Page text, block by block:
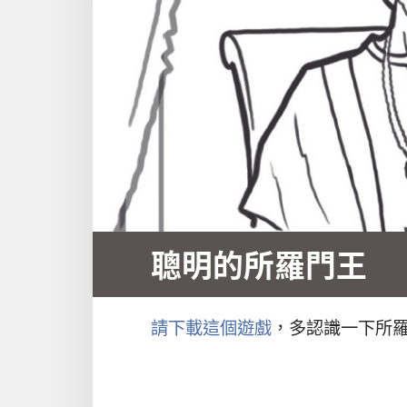
聰明的所羅門王
請下載這個遊戲 ，多認識一下所